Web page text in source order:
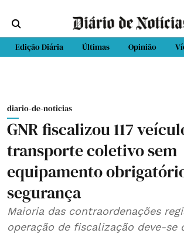
Edição Diária Últimas Opinião
diario-de-noticias
GNR fiscalizou 117
transporte coletivo sem
equipamento
segurança
Maioria das contraordenações
operação de fiscalização deve-se